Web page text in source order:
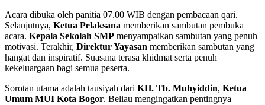
Acara dibuka oleh panitia 07.00 WIB dengan pembacaan qari.
Selanjutnya, Ketua Pelaksana memberikan sambutan pembuka
acara. Kepala Sekolah SMP menyampaikan sambutan yang penuh
motivasi. Terakhir, Direktur Yayasan memberikan sambutan yang
hangat dan inspiratif. Suasana terasa khidmat serta penuh
kekeluargaan bagi semua peserta.
Sorotan utama adalah tausiyah dari KH. Tb. Muhyiddin, Ketua
Umum MUI Kota Bogor. Beliau mengingatkan pentingnya